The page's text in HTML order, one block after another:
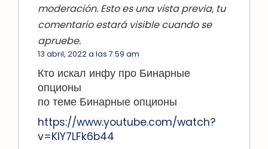
moderación. Esto es una vista previa, tu
comentario estará visible cuando se
apruebe.
13 abril, 2022 a las 7:59 am
Кто искал инфу про Бинарные
опционы
по теме Бинарные опционы
https://www.youtube.com/watch?
v=KIY7LFk6b44